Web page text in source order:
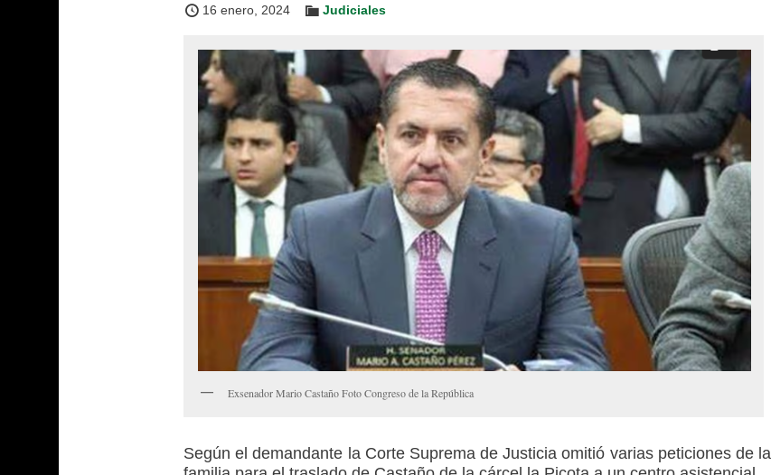
16 enero, 2024 Judiciales
Exsenador Mario Castaño Foto Congreso de la República
Según el demandante la Corte Suprema de Justicia omitió varias peticiones de la